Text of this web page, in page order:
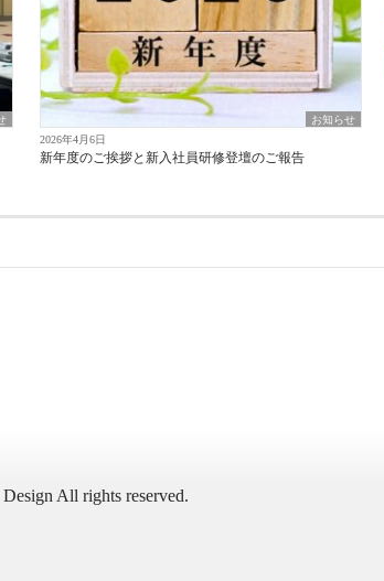
お知らせ
2026年4月6日
新年度のご挨拶と新入社員研修登壇のご報告
All rights reserved.